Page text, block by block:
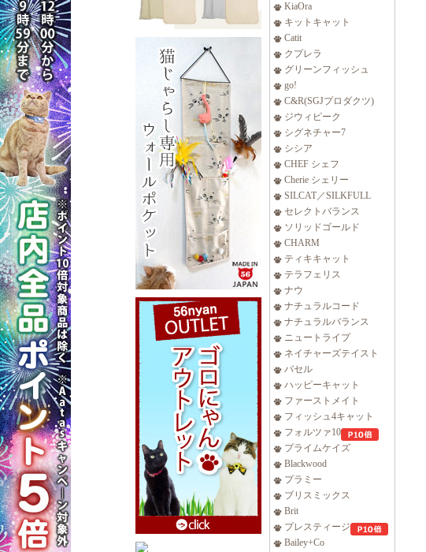
KiaOra
キットキャット
Catit
クプレラ
グリーンフィッシュ
go!
C&R(SGJプロダクツ)
ジウィピーク
シグネチャー7
シシア
CHEF シェフ
Cherie シェリー
SILCAT／SILKFULL
セレクトバランス
ソリッドゴールド
CHARM
ティキキャット
テラフェリス
ナウ
ナチュラルコード
ナチュラルバランス
ニュートライプ
ネイチャーズテイスト
バセル
ハッピーキャット
ファーストメイト
フィッシュ4キャット
フォルツァ10
プライムケイズ
Blackwood
プラミー
ブリスミックス
Brit
プレスティージ
Bailey+Co